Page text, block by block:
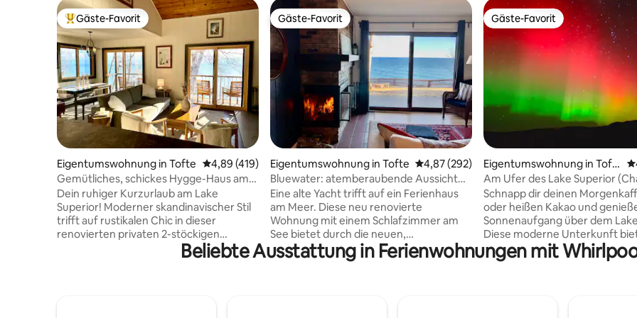
Beliebter Gäste-Favorit.
Gäste-Favorit
Eigentumswohnung in Tofte Durchschnittliche Bewertung: 4,89 von 5, 419 Bewertungen
4,89 (419)
Gemütliches, schickes Hygge-Haus am
Ufer des Lake Superior
Dein ruhiger Kurzurlaub am Lake
Superior! Moderner skandinavischer Stil
trifft auf rustikalen Chic in dieser
renovierten privaten 2-stöckigen
privaten Veranda aus, wie die Wellen ans
Gäste-Favorit
Gäste-Favorit
Eigentumswohnung in Tofte Durchschnittliche Bewertung: 4,87 von 5,
4,87 (292)
Bluewater: atemberaubende Aussicht
auf den Lake Superior
Eine alte Yacht trifft auf ein Ferienhaus
am Meer. Diese neu renovierte
Wohnung mit einem Schlafzimmer am
See bietet durch die neuen,
durchgehenden Terrassentüren einen
atemberaubenden, ungehinderten Blick
Gäste-Favorit
Gäste-Favorit
Eigentumswohnung in Toft
e
Am Ufer des Lake Superior
LeVeaux Unit 6)
Schnapp dir deinen
oder heißen Kakao und
Sonnenaufgang über dem
Diese moderne Unterkunft
atemberaubenden Blick auf
liegt auf einer felsigen Klippe.
wenige Kilometer von den
Beliebte Ausstattung in Ferienwohnungen mit